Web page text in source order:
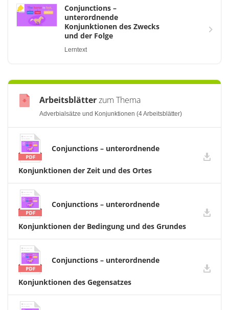
Conjunctions –
unterordnende
Konjunktionen des Zwecks
und der Folge
Lerntext
Arbeitsblätterzum Thema
Adverbialsätze und Konjunktionen (4 Arbeitsblätter)
Conjunctions – unterordnende
Konjunktionen der Zeit und des Ortes
Conjunctions – unterordnende
Konjunktionen der Bedingung und des Grundes
Conjunctions – unterordnende
Konjunktionen des Gegensatzes